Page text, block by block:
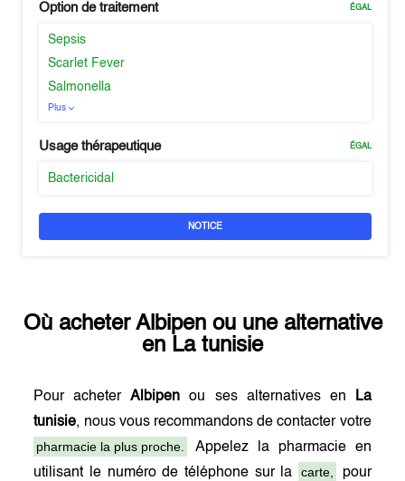
Option de traitement ÉGAL
Sepsis
Scarlet Fever
Salmonella
Plus
Usage thérapeutique ÉGAL
Bactericidal
NOTICE
Où acheter Albipenou une alternative
en La tunisie
Pour acheterAlbipen ou ses alternatives en
La
tunisie, nous vous recommandons de contacter votre
pharmacie la plus proche.
Appelez la pharmacie en
utilisant le numéro de téléphone sur la
carte, pour